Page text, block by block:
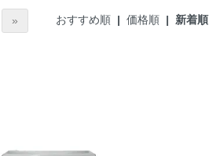
» おすすめ順 | 価格順 | 新着順